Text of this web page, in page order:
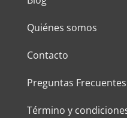
Quiénes somos
Contacto
Preguntas Frecuentes
Término y